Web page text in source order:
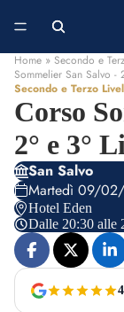
Home » Secondo e
Sommelier San Salvo -
Secondo e Terzo
Corso
2° e 3°
San Salvo
Martedì 09/
Hotel Eden
Dalle 20:30 alle